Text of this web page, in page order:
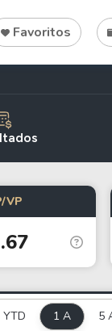
Favoritos
Tools
Stock
ETF
Crypto
VP
YTD 1 A 5